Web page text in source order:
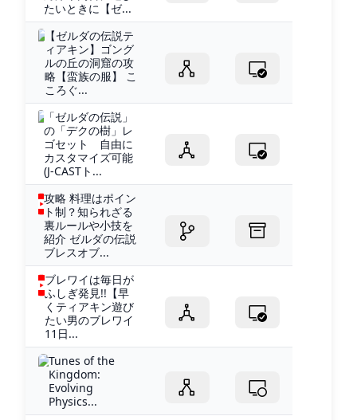
たいときに【ゼ...
【ゼルダの伝説テ
ィアキン】ゴング
ルの丘の洞窟の攻
略【蛮族の服】 こ
ころぐ...
「ゼルダの伝説」
の「デクの樹」レ
ゴセット 自由に
カスタマイズ可能
(J-CASTト...
攻略 料理はポイン
ト制？知られざる
裏ルールや小技を
紹介 ゼルダの伝説
ブレスオブ...
ブレワイは毎日が
ふしぎ発見!!【早
くティアキン遊び
たい男のブレワイ
11日...
Tunes of the
Kingdom:
Evolving
Physics...